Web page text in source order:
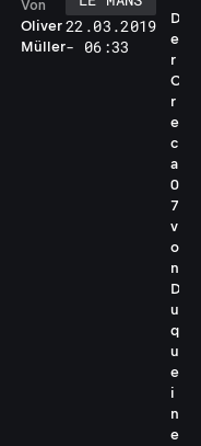
Oliver
Müller
Von
22.03.2019
- 06:33
D
e
r
O
r
e
c
a
0
7
v
o
n
D
u
q
u
e
i
n
e